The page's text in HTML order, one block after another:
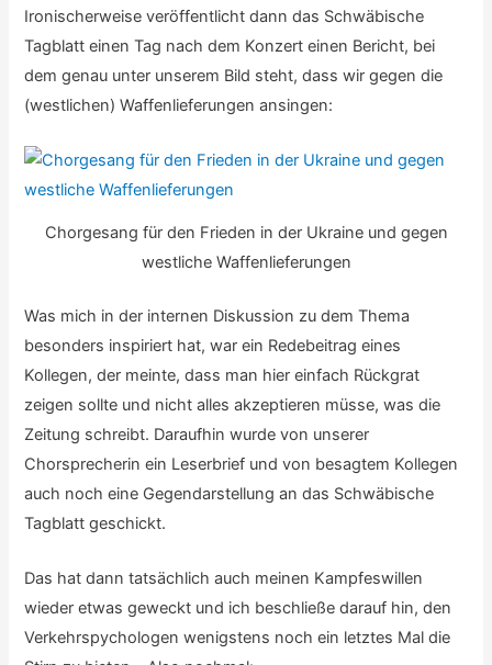
Ironischerweise veröffentlicht dann das Schwäbische
Tagblatt einen Tag nach dem Konzert einen Bericht, bei
dem genau unter unserem Bild steht, dass wir gegen die
(westlichen) Waffenlieferungen ansingen:
Chorgesang für den Frieden in der Ukraine und gegen
westliche Waffenlieferungen
Was mich in der internen Diskussion zu dem Thema
besonders inspiriert hat, war ein Redebeitrag eines
Kollegen, der meinte, dass man hier einfach Rückgrat
zeigen sollte und nicht alles akzeptieren müsse, was die
Zeitung schreibt. Daraufhin wurde von unserer
Chorsprecherin ein Leserbrief und von besagtem Kollegen
auch noch eine Gegendarstellung an das Schwäbische
Tagblatt geschickt.
Das hat dann tatsächlich auch meinen Kampfeswillen
wieder etwas geweckt und ich beschließe darauf hin, den
Verkehrspychologen wenigstens noch ein letztes Mal die